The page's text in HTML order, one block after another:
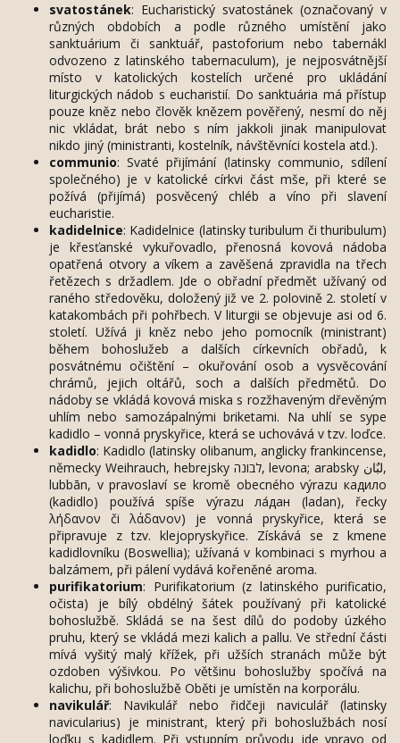
svatostánek: Eucharistický svatostánek (označovaný v
různých obdobích a podle různého umístění jako
sanktuárium či sanktuář, pastoforium nebo tabernákl
odvozeno z latinského tabernaculum), je nejposvátnější
místo v katolických kostelích určené pro ukládání
liturgických nádob s eucharistií. Do sanktuária má přístup
pouze kněz nebo člověk knězem pověřený, nesmí do něj
nic vkládat, brát nebo s ním jakkoli jinak manipulovat
nikdo jiný (ministranti, kostelník, návštěvníci kostela atd.).
communio: Svaté přijímání (latinsky communio, sdílení
společného) je v katolické církvi část mše, při které se
požívá (přijímá) posvěcený chléb a víno při slavení
eucharistie.
kadidelnice: Kadidelnice (latinsky turibulum či thuribulum)
je křesťanské vykuřovadlo, přenosná kovová nádoba
opatřená otvory a víkem a zavěšená zpravidla na třech
řetězech s držadlem. Jde o obřadní předmět užívaný od
raného středověku, doložený již ve 2. polovině 2. století v
katakombách při pohřbech. V liturgii se objevuje asi od 6.
století. Užívá ji kněz nebo jeho pomocník (ministrant)
během bohoslužeb a dalších církevních obřadů, k
posvátnému očištění – okuřování osob a vysvěcování
chrámů, jejich oltářů, soch a dalších předmětů. Do
nádoby se vkládá kovová miska s rozžhaveným dřevěným
uhlím nebo samozápalnými briketami. Na uhlí se sype
kadidlo – vonná pryskyřice, která se uchovává v tzv. loďce.
kadidlo: Kadidlo (latinsky olibanum, anglicky frankincense,
německy Weihrauch, hebrejsky לבונה, levona; arabsky لبٌان,
lubbān, v pravoslaví se kromě obecného výrazu кадило
(kadidlo) používá spíše výrazu ла́дан (ladan), řecky
λήδανον či λάδανον) je vonná pryskyřice, která se
připravuje z tzv. klejopryskyřice. Získává se z kmene
kadidlovníku (Boswellia); užívaná v kombinaci s myrhou a
balzámem, při pálení vydává kořeněné aroma.
purifikatorium: Purifikatorium (z latinského purificatio,
očista) je bílý obdélný šátek používaný při katolické
bohoslužbě. Skládá se na šest dílů do podoby úzkého
pruhu, který se vkládá mezi kalich a pallu. Ve střední části
mívá vyšitý malý křížek, při užších stranách může být
ozdoben výšivkou. Po většinu bohoslužby spočívá na
kalichu, při bohoslužbě Oběti je umístěn na korporálu.
navikulář: Navikulář nebo řidčeji naviculář (latinsky
navicularius) je ministrant, který při bohoslužbách nosí
loďku s kadidlem. Při vstupním průvodu jde vpravo od